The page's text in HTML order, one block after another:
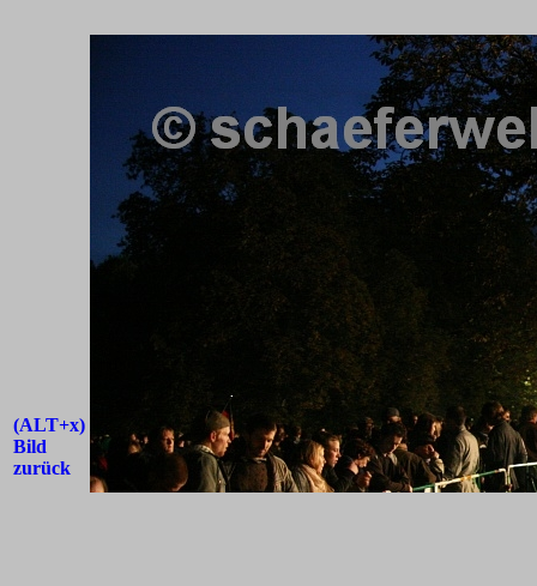
(ALT+x)
Bild
zurück